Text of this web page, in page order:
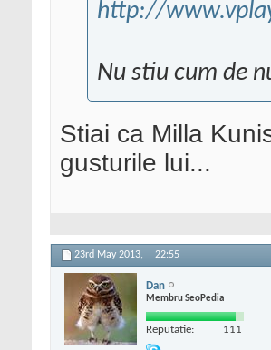
http://
Nu stiu cum de
Stiai ca Milla
gusturile lui...
23rd May 2013, 22:55
Dan
Membru SeoPedia
Reputatie: 111